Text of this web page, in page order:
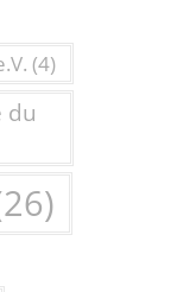
(4)
du